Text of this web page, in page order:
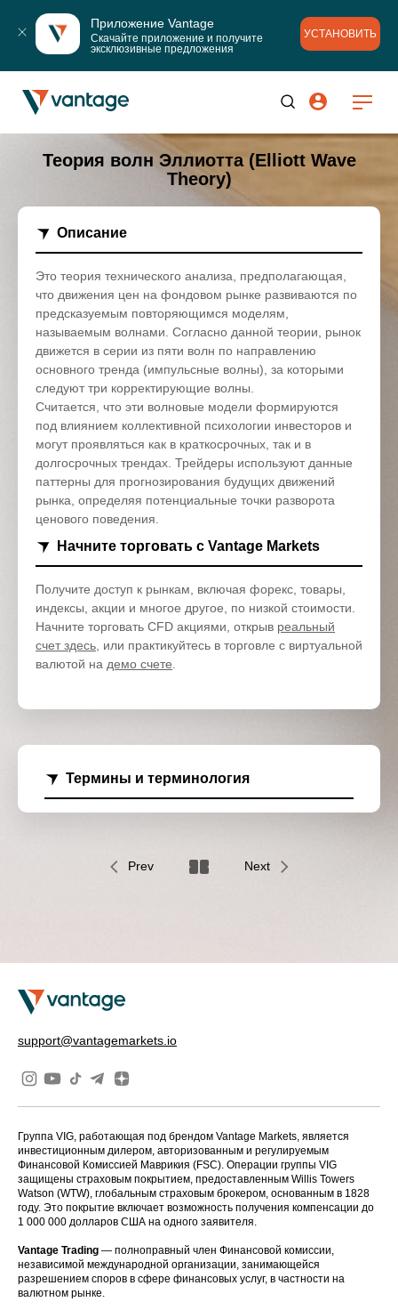
Приложение Vantage
Скачайте приложение и получите
эксклюзивные предложения
УСТАНОВИТЬ
Теория волн Эллиотта (Elliott Wave
Theory)
Описание
Это теория технического анализа, предполагающая,
что движения цен на фондовом рынке развиваются по
предсказуемым повторяющимся моделям,
называемым волнами. Согласно данной теории, рынок
движется в серии из пяти волн по направлению
основного тренда (импульсные волны), за которыми
следуют три корректирующие волны.
Считается, что эти волновые модели формируются
под влиянием коллективной психологии инвесторов и
могут проявляться как в краткосрочных, так и в
долгосрочных трендах. Трейдеры используют данные
паттерны для прогнозирования будущих движений
рынка, определяя потенциальные точки разворота
ценового поведения.
Начните торговать с Vantage Markets
Получите доступ к рынкам, включая форекс, товары,
индексы, акции и многое другое, по низкой стоимости.
Начните торговать CFD акциями, открыв реальный
счет здесь , или практикуйтесь в торговле с виртуальной
валютой на демо счете
Термины и терминология
Prev Next
support@vantagemarkets.io
Группа VIG, работающая под брендом Vantage Markets, является
инвестиционным дилером, авторизованным и регулируемым
Финансовой Комиссией Маврикия (FSC). Операции группы VIG
защищены страховым покрытием, предоставленным Willis Towers
Watson (WTW), глобальным страховым брокером, основанным в 1828
году. Это покрытие включает возможность получения компенсации до
1 000 000 долларов США на одного заявителя.
Vantage Trading — полноправный член Финансовой комиссии,
независимой международной организации, занимающейся
разрешением споров в сфере финансовых услуг, в частности на
валютном рынке.